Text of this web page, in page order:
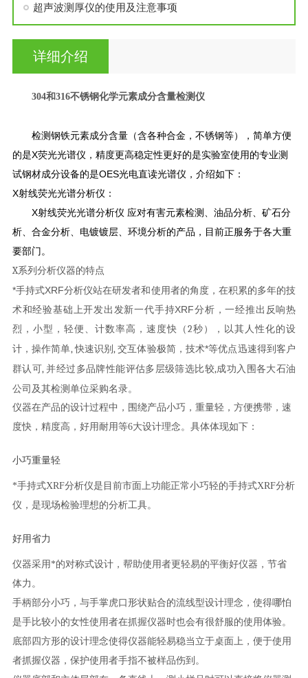
超声波测厚仪的使用及注意事项
详细介绍
304和316不锈钢化学元素成分含量检测仪
检测钢铁元素成分含量（含各种合金，不锈钢等），简单方便
的是X荧光光谱仪，精度更高稳定性更好的是实验室使用的专业测
试钢材成分设备的是OES光电直读光谱仪，介绍如下：
X射线荧光光谱分析仪：
X射线荧光光谱分析仪 应对有害元素检测、油品分析、矿石分
析、合金分析、电镀镀层、环境分析的产品，目前正服务于各大重
要部门。
X系列分析仪器的特点
*手持式XRF分析仪站在研发者和使用者的角度，在积累的多年的技
术和经验基础上开发出发新一代手持XRF分析，一经推出反响热
烈，小型，轻便、计数率高，速度快（2秒），以其人性化的设
计，操作简单,快速识别,交互体验极简，技术*等优点迅速得到客户
群认可, 并经过多品牌性能评估多层级筛选比较,成功入围各大石油
公司及其检测单位采购名录。
仪器在产品的设计过程中，围绕产品小巧，重量轻，方便携带，速
度快，精度高，好用耐用等6大设计理念。具体体现如下：
小巧重量轻
*手持式XRF分析仪是目前市面上功能正常小巧轻的手持式XRF分析
仪，是现场检验理想的分析工具。
好用省力
仪器采用*的对称式设计，帮助使用者更轻易的平衡好仪器，节省
体力。
手柄部分小巧，与手掌虎口形状贴合的流线型设计理念，使得哪怕
是手比较小的女性使用者在抓握仪器时也会有很舒服的使用体验。
底部四方形的设计理念使得仪器能轻易稳当立于桌面上，便于使用
者抓握仪器，保护使用者手指不被样品伤到。